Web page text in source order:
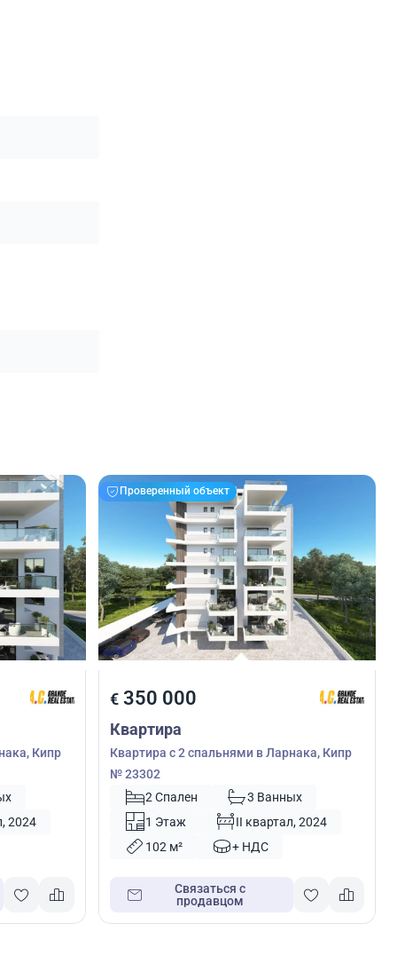
Кипр
2024
Проверенный объект
€350 000
Квартира
Квартира с 2 спальнями в Ларнака, Кипр
№ 23302
2 Спален
3 Ванных
1 Этаж
II квартал, 2024
102 м²
+ НДС
Связаться с
продавцом